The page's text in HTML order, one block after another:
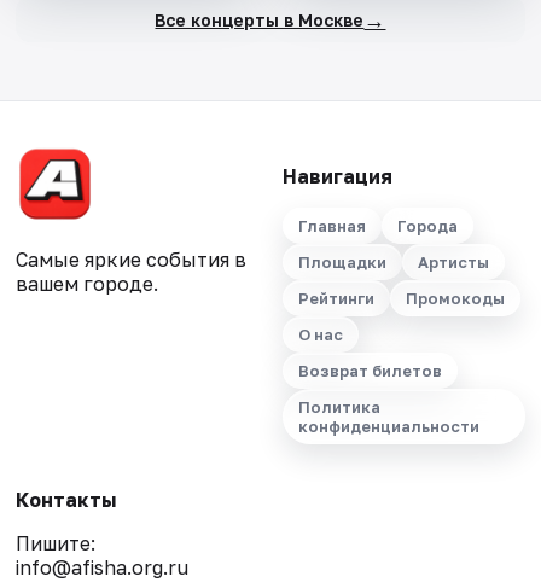
Все концерты в Москве →
Самые яркие события в
вашем городе.
Навигация
Главная
Города
Площадки
Артисты
Рейтинги
Промокоды
О нас
Возврат билетов
Политика
конфиденциальности
Контакты
Пишите:
info@afisha.org.ru